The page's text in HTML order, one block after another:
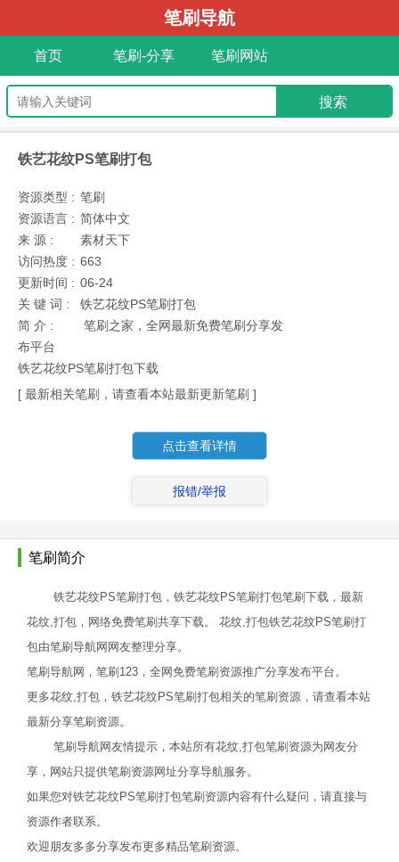
笔刷导航
首页 笔刷-分享 笔刷网站
铁艺花纹PS笔刷打包
资源类型 : 笔刷
资源语言 : 简体中文
来 源 :
素材天下
访问热度 : 663
更新时间 : 06-24
关 键 词 :
铁艺花纹PS笔刷打包
简 介 :
笔刷之家，全网最新免费笔刷分享发
布平台
铁艺花纹PS笔刷打包下载
[ 最新相关笔刷，请查看本站最新更新笔刷 ]
点击查看详情
报错/举报
笔刷简介
铁艺花纹PS笔刷打包，铁艺花纹PS笔刷打包笔刷下载，最新
花纹,打包，网络免费笔刷共享下载。 花纹,打包铁艺花纹PS笔刷打
包由笔刷导航网网友整理分享。
笔刷导航网，笔刷123，全网免费笔刷资源推广分享发布平台。
更多花纹,打包，铁艺花纹PS笔刷打包相关的笔刷资源，请查看本站
最新分享笔刷资源。
笔刷导航网友情提示，本站所有花纹,打包笔刷资源为网友分
享，网站只提供笔刷资源网址分享导航服务。
如果您对铁艺花纹PS笔刷打包笔刷资源内容有什么疑问，请直接与
资源作者联系。
欢迎朋友多多分享发布更多精品笔刷资源。